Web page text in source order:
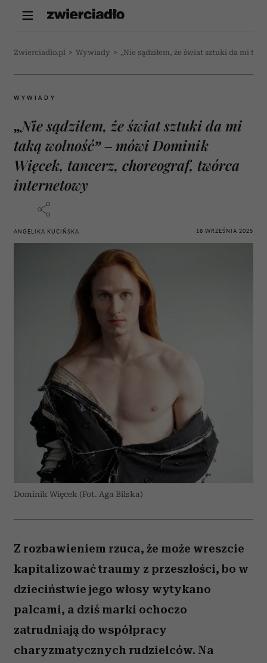
Zwierciadlo.pl > Wywiady > „Nie sądziłem, że świat sztuki da mi
WYWIADY
„Nie sądziłem, że świat sztuki da mi
taką wolność” – mówi Dominik
Więcek, tancerz, choreograf, twórca
internetowy
ANGELIKA KUCIŃSKA 18 WRZEŚNIA 2025
Dominik Więcek (Fot. Aga Bilska)
Z rozbawieniem rzuca, że może wreszcie
kapitalizować traumy z przeszłości, bo w
dzieciństwie jego włosy wytykano
palcami, a dziś marki ochoczo
zatrudniają do współpracy
charyzmatycznych rudzielców. Na